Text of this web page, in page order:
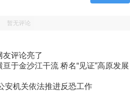
暂无评论
友评论亮了
于金沙江干流 桥名“见证”高原发展
安机关依法推进反恐工作